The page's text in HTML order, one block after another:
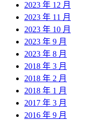
2023 年 12 月
2023 年 11 月
2023 年 10 月
2023 年 9 月
2023 年 8 月
2018 年 3 月
2018 年 2 月
2018 年 1 月
2017 年 3 月
2016 年 9 月